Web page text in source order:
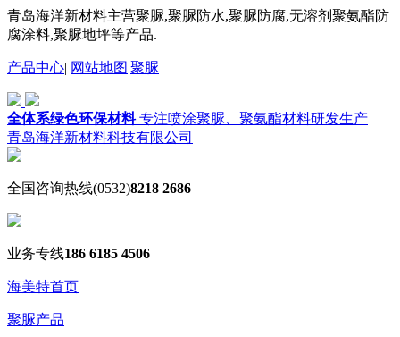
青岛海洋新材料主营聚脲,聚脲防水,聚脲防腐,无溶剂聚氨酯防
腐涂料,聚脲地坪等产品.
产品中心| 网站地图|聚脲
全体系绿色环保材料专注喷涂聚脲、聚氨酯材料研发生产
青岛海洋新材料科技有限公司
全国咨询热线(0532)8218 2686
业务专线186 6185 4506
海美特首页
聚脲产品